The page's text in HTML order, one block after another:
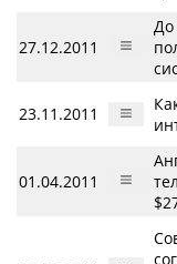
27.12.2011
До
23.11.2011
01.04.2011